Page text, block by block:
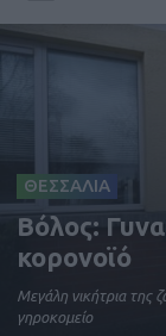
ΘΕΣΣΑΛΙΑ
Βόλος:
κορονοϊό
Μεγάλη νικήτρια της
γηροκομείο